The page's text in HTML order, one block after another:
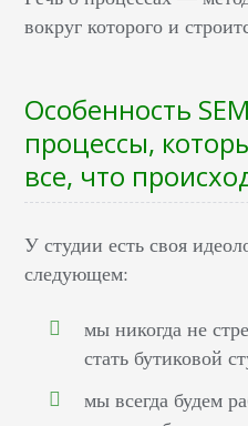
вокруг которого и
Особенность
процессы,
все, что
У студии есть своя
следующем:
мы никогда не
стать бутиковой
мы всегда будем